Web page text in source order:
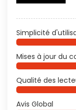
Simplicité
Mises à jour du
Qualité des
Avis Global